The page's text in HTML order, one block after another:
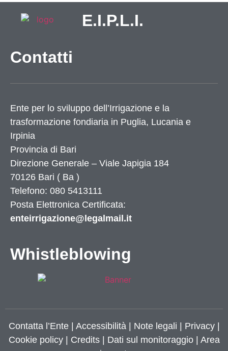
E.I.P.L.I.
Contatti
Ente per lo sviluppo dell’Irrigazione e la
trasformazione fondiaria in Puglia, Lucania e
Irpinia
Provincia di Bari
Direzione Generale – Viale Japigia 184
70126 Bari ( Ba )
Telefono: 080 5413111
Posta Elettronica Certificata:
enteirrigazione@legalmail.it
Whistleblowing
Contatta l’Ente| Accessibilità | Note legali | Privacy|
Cookie policy| Credits| Dati sul monitoraggio | Area